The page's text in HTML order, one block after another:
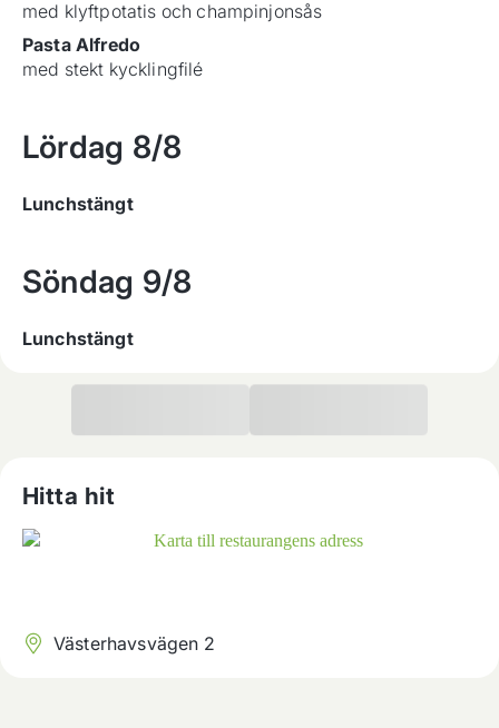
med klyftpotatis och champinjonsås
Pasta Alfredo
med stekt kycklingfilé
Lördag 8/8
Lunchstängt
Söndag 9/8
Lunchstängt
Hitta hit
Västerhavsvägen 2